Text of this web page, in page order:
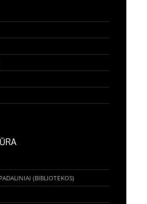
(BIBLIOTEKOS)